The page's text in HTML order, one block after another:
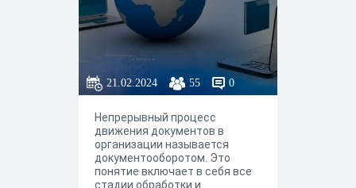
21.02.2024 55 0
Непрерывный процесс
движения документов в
организации называется
документооборотом. Это
понятие включает в себя все
стадии обработки и